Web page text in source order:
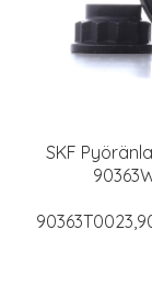
SKF